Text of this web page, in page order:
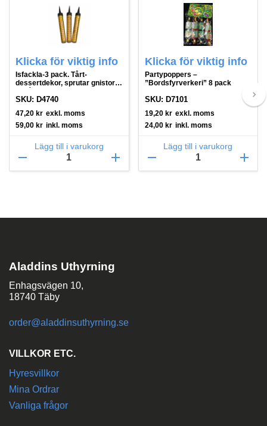
Klicka för viktig info
Isfackla-3 pack. Tårt-
dessertdekor, sprutar gnistor
SKU: D4740
47,20 kr exkl. moms
59,00 kr inkl. moms
Lägg till i varukorg
remove add
Klicka för viktig info
Partypoppers –
”Bordsfyrverkeri” 8 pack
SKU: D7101
19,20 kr exkl. moms
24,00 kr inkl. moms
Lägg till i varukorg
remove add
keyboard_arrow_right
Aladdins Uthyrning
Enhagsvägen 10,
18740 Täby
order@aladdinsuthyrning.se
VILLKOR ETC.
Hyresvillkor
Mina Ordrar
Vanliga frågor